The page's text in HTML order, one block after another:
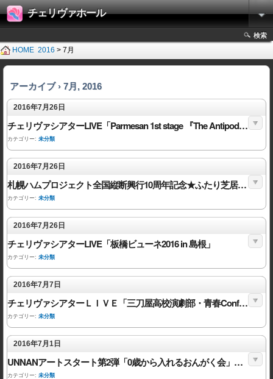
チェリヴァホール
検索
HOME 2016 > 7月
アーカイブ › 7月, 2016
2016年7月26日
チェリヴァシアターLIVE「Parmesan 1st stage 『The Antipodes』」
カテゴリー: 未分類
2016年7月26日
札幌ハムプロジェクト全国縦断興行10周年記念★ふたり芝居『サンタのうた』
カテゴリー: 未分類
2016年7月26日
チェリヴァシアターLIVE「板橋ビューネ2016 in 島根」
カテゴリー: 未分類
2016年7月7日
チェリヴァシアターＬＩＶＥ「三刀屋高校演劇部・青春Conflict！」
カテゴリー: 未分類
2016年7月1日
UNNANアートスタート第2弾「0歳から入れるおんがく会」定員まで残りわずかとなりました。
カテゴリー: 未分類